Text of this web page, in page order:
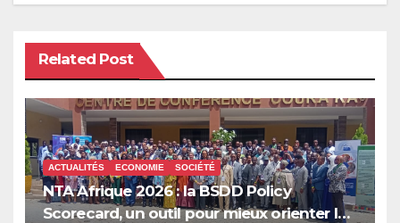
Related Post
ACTUALITÉS ECONOMIE SOCIÉTÉ
NTA Afrique 2026 : la BSDD Policy
Scorecard, un outil pour mieux orienter les